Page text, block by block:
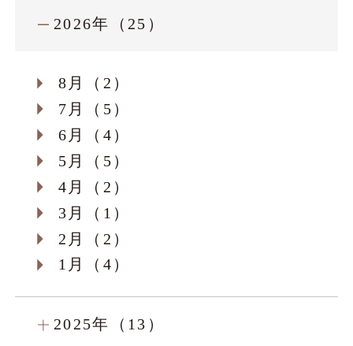
2026年（25）
8月（2）
7月（5）
6月（4）
5月（5）
4月（2）
3月（1）
2月（2）
1月（4）
2025年（13）